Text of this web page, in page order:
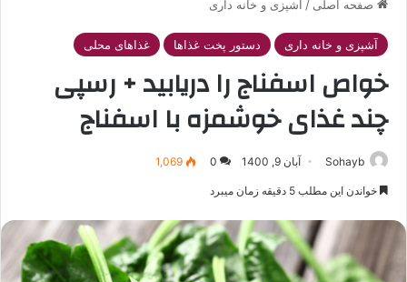
صفحه اصلی / آشپزی و خانه داری
آشپزی و خانه داری دستور پخت غذاها غذاهای محلی
خواص اسفناج را دریابید + رسپی
چند غذای خوشمزه با اسفناج
Sohayb آبان 9, 1400 0
1,069
خواندن این مطلب 5 دقیقه زمان میبرد